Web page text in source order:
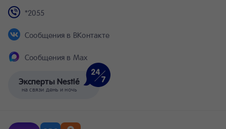
Эксперты Nestlé
на связи день и ночь
*2055
Сообщения в ВКонтакте
Сообщения в Max